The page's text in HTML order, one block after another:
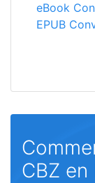
eBook
EPUB
CBZ en